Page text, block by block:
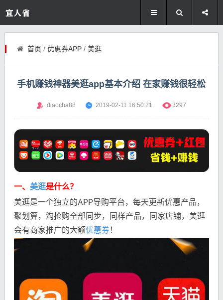
首页 / 优惠券APP/ 美逛
手机赚钱神器美逛app基本介绍 在家赚钱很轻松
diaocha88 2019-02-11 16:50:21 3297
一、 美逛是什么？
美逛是一个独立的APP导购平台，每天更新优惠产品，
聚划算，淘抢购全部同步，同样产品，同家店铺，美逛
会有商家推广的大额优惠券！